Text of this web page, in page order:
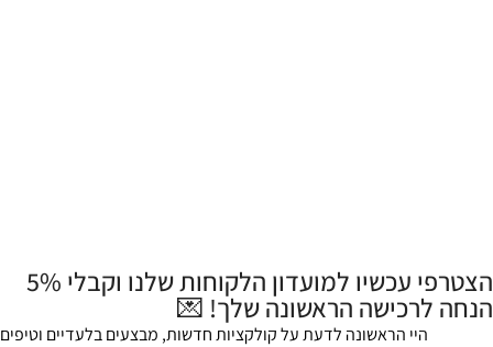
הצטרפי עכשיו למועדון הלקוחות שלנו וקבלי 5%
הנחה לרכישה הראשונה שלך! 💌
היי הראשונה לדעת על קולקציות חדשות, מבצעים בלעדיים וטיפים